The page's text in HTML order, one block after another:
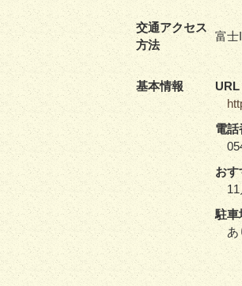
交通アクセス
方法
富士
基本情報
URL
電話
おす
駐車
あ